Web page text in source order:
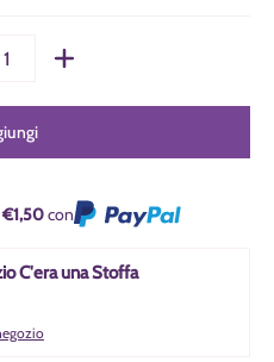
€1,50con
C'era una Stoffa